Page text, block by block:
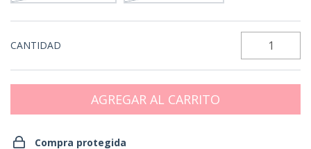
CANTIDAD
Compra protegida